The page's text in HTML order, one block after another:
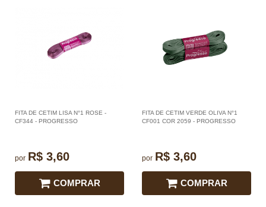
FITA DE CETIM LISA N°1 ROSE -
CF344 - PROGRESSO
por R$ 3,60
COMPRAR
FITA DE CETIM VERDE OLIVA N°1
CF001 COR 2059 - PROGRESSO
por R$ 3,60
COMPRAR